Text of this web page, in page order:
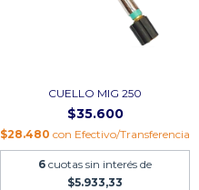
CUELLO MIG 250
$35.600
$28.480 con Efectivo/Transferencia
6 cuotas sin interés de
$5.933,33